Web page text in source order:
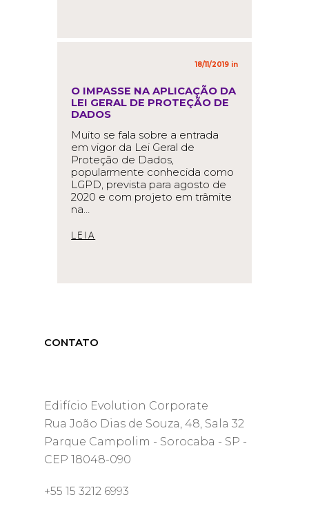
18/11/2019 in
O IMPASSE NA APLICAÇÃO DA
LEI GERAL DE PROTEÇÃO DE
DADOS
Muito se fala sobre a entrada
em vigor da Lei Geral de
Proteção de Dados,
popularmente conhecida como
LGPD, prevista para agosto de
2020 e com projeto em trâmite
na…
CONTATO
Edifício Evolution Corporate
Rua João Dias de Souza, 48, Sala 32
Parque Campolim - Sorocaba - SP -
CEP 18048-090
+55 15 3212 6993